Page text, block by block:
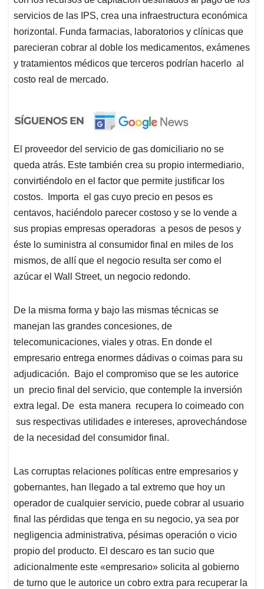
servicios de las IPS, crea una infraestructura económica
horizontal. Funda farmacias, laboratorios y clínicas que
parecieran cobrar al doble los medicamentos, exámenes
y tratamientos médicos que terceros podrían hacerlo al
costo real de mercado.
El proveedor del servicio de gas domiciliario no se
queda atrás. Este también crea su propio intermediario,
convirtiéndolo en el factor que permite justificar los
costos.
Importa el gas cuyo precio en pesos es
centavos, haciéndolo parecer costoso y se lo vende a
sus propias empresas operadoras a pesos de pesos y
éste lo suministra al consumidor final en miles de los
mismos, de allí que el negocio resulta ser como el
azúcar el Wall Street, un negocio redondo.
De la misma forma y bajo las mismas técnicas se
manejan las grandes concesiones, de
telecomunicaciones, viales y otras. En donde el
empresario entrega enormes dádivas o coimas para su
adjudicación. Bajo el compromiso que se les autorice
un precio final del servicio, que contemple la inversión
extra legal. De esta manera recupera lo coimeado con
sus respectivas utilidades e intereses, aprovechándose
de la necesidad del consumidor final.
Las corruptas relaciones políticas entre empresarios y
gobernantes, han llegado a tal extremo que hoy un
operador de cualquier servicio, puede cobrar al usuario
final las pérdidas que tenga en su negocio, ya sea por
negligencia administrativa, pésimas operación o vicio
propio del producto. El descaro es tan sucio que
adicionalmente este «empresario» solicita al gobierno
de turno que le autorice un cobro extra para recuperar la